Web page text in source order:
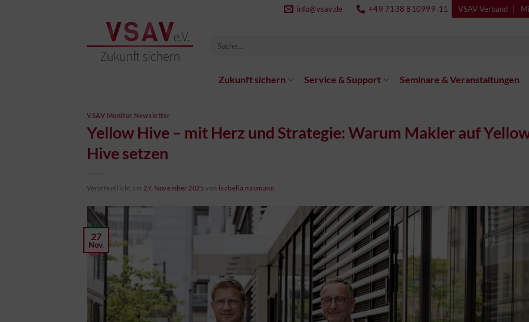
info@vsav.de +49 7138 810999-11 VSAV Verband
Zukunft sichern Service & Support Seminare & Veranstaltungen
VSAV Monitor Newsletter
Yellow Hive – mit Herz und Strategie: Warum Makler auf
Hive setzen
Veröffentlicht am 27. November 2025 von isabella.naumann
27
Nov.